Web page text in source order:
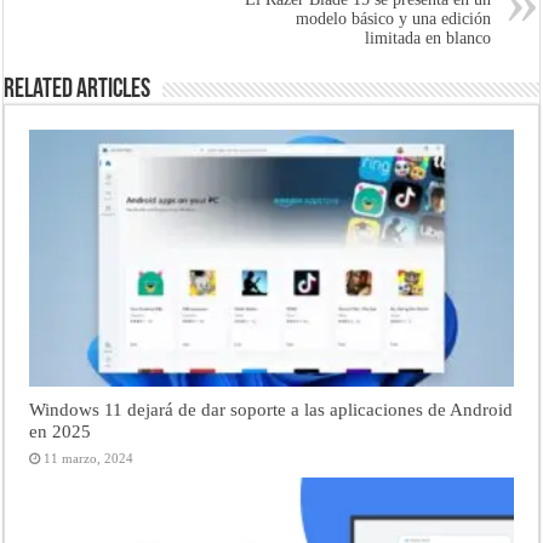
modelo básico y una edición
limitada en blanco
Related Articles
Windows 11 dejará de dar soporte a las aplicaciones de Android
en 2025
11 marzo, 2024